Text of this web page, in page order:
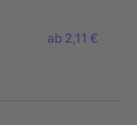
ab 2,11 €